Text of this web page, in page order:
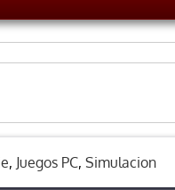
, Juegos PC, Simulacion